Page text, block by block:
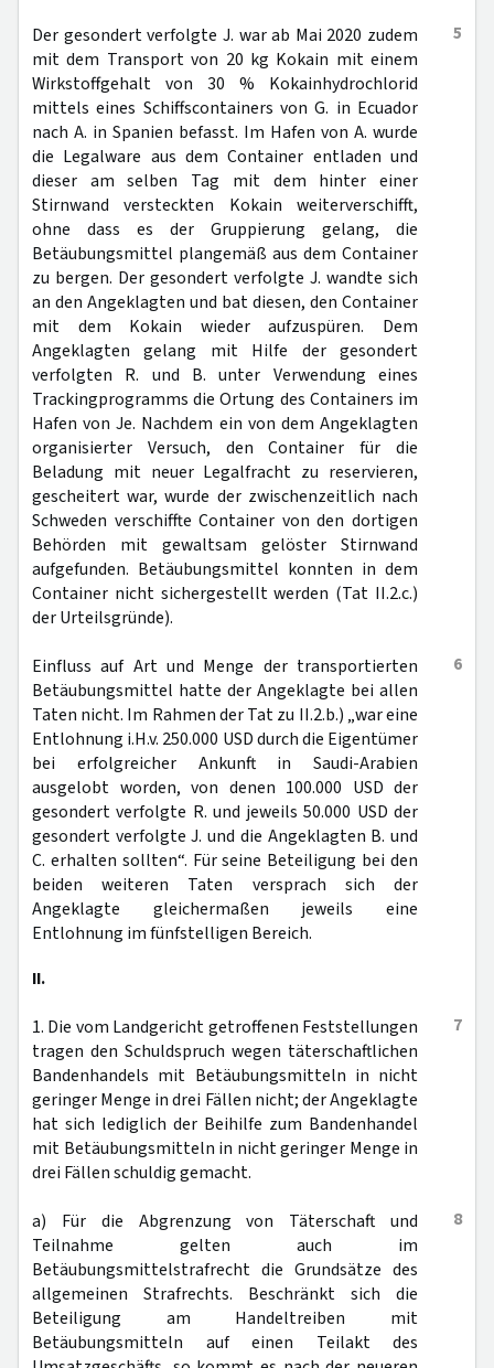
5
Der gesondert verfolgte J. war ab Mai 2020 zudem
mit dem Transport von 20 kg Kokain mit einem
Wirkstoffgehalt von 30 % Kokainhydrochlorid
mittels eines Schiffscontainers von G. in Ecuador
nach A. in Spanien befasst. Im Hafen von A. wurde
die Legalware aus dem Container entladen und
dieser am selben Tag mit dem hinter einer
Stirnwand versteckten Kokain weiterverschifft,
ohne dass es der Gruppierung gelang, die
Betäubungsmittel plangemäß aus dem Container
zu bergen. Der gesondert verfolgte J. wandte sich
an den Angeklagten und bat diesen, den Container
mit dem Kokain wieder aufzuspüren. Dem
Angeklagten gelang mit Hilfe der gesondert
verfolgten R. und B. unter Verwendung eines
Trackingprogramms die Ortung des Containers im
Hafen von Je. Nachdem ein von dem Angeklagten
organisierter Versuch, den Container für die
Beladung mit neuer Legalfracht zu reservieren,
gescheitert war, wurde der zwischenzeitlich nach
Schweden verschiffte Container von den dortigen
Behörden mit gewaltsam gelöster Stirnwand
aufgefunden. Betäubungsmittel konnten in dem
Container nicht sichergestellt werden (Tat II.2.c.)
der Urteilsgründe).
6
Einfluss auf Art und Menge der transportierten
Betäubungsmittel hatte der Angeklagte bei allen
Taten nicht. Im Rahmen der Tat zu II.2.b.) „war eine
Entlohnung i.H.v. 250.000 USD durch die Eigentümer
bei erfolgreicher Ankunft in Saudi-Arabien
ausgelobt worden, von denen 100.000 USD der
gesondert verfolgte R. und jeweils 50.000 USD der
gesondert verfolgte J. und die Angeklagten B. und
C. erhalten sollten“. Für seine Beteiligung bei den
beiden weiteren Taten versprach sich der
Angeklagte gleichermaßen jeweils eine
Entlohnung im fünfstelligen Bereich.
II.
7
1. Die vom Landgericht getroffenen Feststellungen
tragen den Schuldspruch wegen täterschaftlichen
Bandenhandels mit Betäubungsmitteln in nicht
geringer Menge in drei Fällen nicht; der Angeklagte
hat sich lediglich der Beihilfe zum Bandenhandel
mit Betäubungsmitteln in nicht geringer Menge in
drei Fällen schuldig gemacht.
8
a) Für die Abgrenzung von Täterschaft und
Teilnahme gelten auch im
Betäubungsmittelstrafrecht die Grundsätze des
allgemeinen Strafrechts. Beschränkt sich die
Beteiligung am Handeltreiben mit
Betäubungsmitteln auf einen Teilakt des